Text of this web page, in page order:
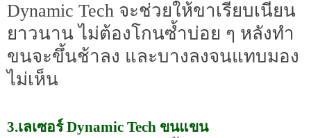
Dynamic Tech จะช่วยให้ขาเรียบเนียน
ยาวนาน ไม่ต้องโกนซ้ำบ่อย ๆ หลังทำ
ขนจะขึ้นช้าลง และบางลงจนแทบมอง
ไม่เห็น
3.เลเซอร์ Dynamic Tech ขนแขน